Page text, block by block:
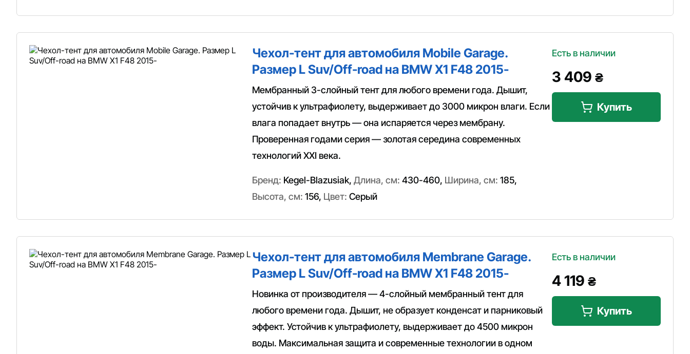
Чехол-тент для автомобиля Mobile Garage.
Размер L Suv/Off-road на BMW X1 F48 2015-
Мембранный 3-слойный тент для любого времени года. Дышит,
устойчив к ультрафиолету, выдерживает до 3000 микрон влаги. Если
влага попадает внутрь — она испаряется через мембрану.
Проверенная годами серия — золотая середина современных
технологий XXI века.
Бренд: Kegel-Blazusiak, Длина, см: 430-460, Ширина, см: 185,
Высота, см: 156, Цвет: Серый
Есть в наличии
3 409 ₴
Купить
Чехол-тент для автомобиля Membrane Garage.
Размер L Suv/Off-road на BMW X1 F48 2015-
Новинка от производителя — 4-слойный мембранный тент для
любого времени года. Дышит, не образует конденсат и парниковый
эффект. Устойчив к ультрафиолету, выдерживает до 4500 микрон
воды. Максимальная защита и современные технологии в одном
Есть в наличии
4 119 ₴
Купить